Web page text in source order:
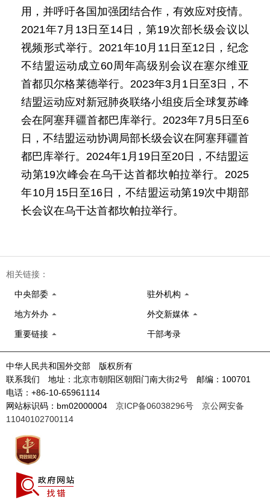
用，并呼吁各国加强团结合作，有效应对疫情。
2021年7月13日至14日，第19次部长级会议以
视频形式举行。2021年10月11日至12日，纪念
不结盟运动成立60周年高级别会议在塞尔维亚
首都贝尔格莱德举行。2023年3月1日至3日，不
结盟运动应对新冠肺炎联络小组疫后全球复苏峰
会在阿塞拜疆首都巴库举行。2023年7月5日至6
日，不结盟运动协调局部长级会议在阿塞拜疆首
都巴库举行。2024年1月19日至20日，不结盟运
动第19次峰会在乌干达首都坎帕拉举行。2025
年10月15日至16日，不结盟运动第19次中期部
长会议在乌干达首都坎帕拉举行。
相关链接：
中央部委 驻外机构
地方外办 外交新媒体
重要链接 干部考录
中华人民共和国外交部 版权所有
联系我们 地址：北京市朝阳区朝阳门南大街2号 邮编：100701
电话：+86-10-65961114
网站标识码：bm02000004 京ICP备06038296号
京公网安备
11040102700114